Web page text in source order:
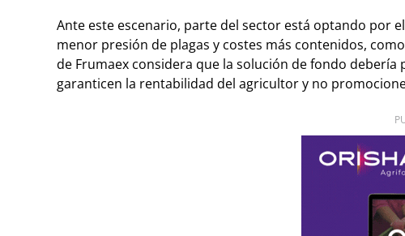
Ante este escenario, parte del sector está optando por
menor presión de plagas y costes más contenidos,
de Frumaex considera que la solución de fondo
garanticen la rentabilidad del agricultor y no